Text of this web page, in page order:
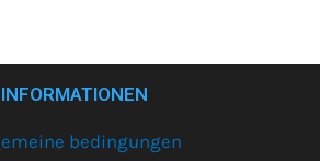
INFORMATIONEN
bedingungen